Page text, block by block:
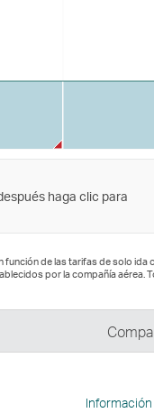
haga clic para
función de las tarifas de solo
por la compañía aérea.